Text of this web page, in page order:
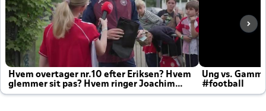
Hvem overtager nr.10 efter Eriksen? Hvem
glemmer sit pas? Hvem ringer Joachim
altid til efter kampe?
Ung vs.
#football